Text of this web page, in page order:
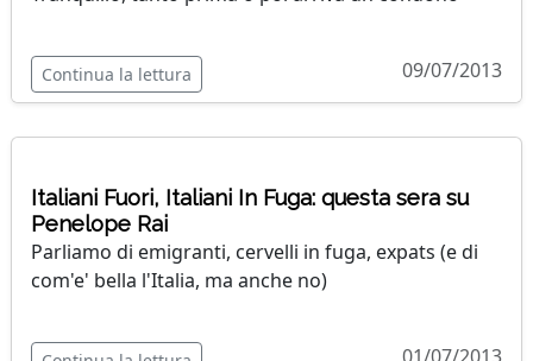
Continua la lettura 09/07/2013
Italiani Fuori, Italiani In Fuga: questa sera su
Penelope Rai
Parliamo di emigranti, cervelli in fuga, expats (e di
com'e' bella l'Italia, ma anche no)